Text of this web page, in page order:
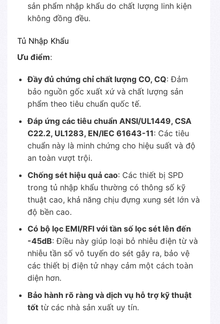
sản phẩm nhập khẩu do chất lượng linh kiện
không đồng đều.
Tủ Nhập Khẩu
Ưu điểm:
Đầy đủ chứng chỉ chất lượng CO, CQ: Đảm
bảo nguồn gốc xuất xứ và chất lượng sản
phẩm theo tiêu chuẩn quốc tế.
Đáp ứng các tiêu chuẩn ANSI/UL1449, CSA
C22.2, UL1283, EN/IEC 61643-11: Các tiêu
chuẩn này là minh chứng cho hiệu suất và độ
an toàn vượt trội.
Chống sét hiệu quả cao: Các thiết bị SPD
trong tủ nhập khẩu thường có thông số kỹ
thuật cao, khả năng chịu đựng xung sét lớn và
độ bền cao.
Có bộ lọc EMI/RFI với tần số lọc sét lên đến
-45dB: Điều này giúp loại bỏ nhiễu điện từ và
nhiễu tần số vô tuyến do sét gây ra, bảo vệ
các thiết bị điện tử nhạy cảm một cách toàn
diện hơn.
Bảo hành rõ ràng và dịch vụ hỗ trợ kỹ thuật
tốttừ các nhà sản xuất uy tín.